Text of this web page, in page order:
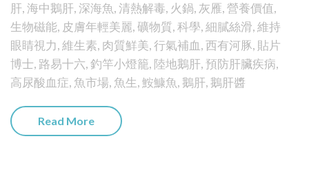
肝, 海中鵝肝, 深海魚, 清熱解毒, 火鍋, 灰雁,營養價值,
生物磁能, 皮膚年輕美麗,礦物質,科學,細膩絲滑,維持
眼睛視力,維生素, 肉質鮮美,行氣補血,西有河豚, 貼片
博士, 路易十六,釣竿小燈籠, 陸地鵝肝,預防肝臟疾病,
高尿酸血症, 魚市場, 魚生,鮟鱇魚, 鵝肝, 鵝肝醬
Read More